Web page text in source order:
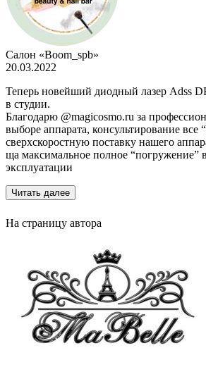
Салон «Boom_spb»
20.03.2022
Теперь новейший диодный лазер Adss
в студии.
Благодарю @magicosmo.ru за
выборе аппарата, консультирование все
сверхскоростную поставку нашего
ща максимальное полное “погружение”
эксплуатации
Читать далее
На страницу автора